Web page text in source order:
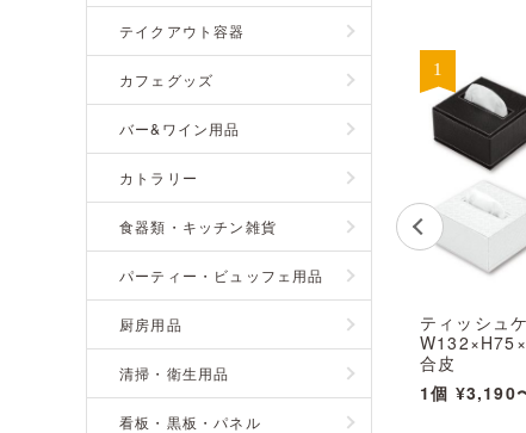
テイクアウト容器
カフェグッズ
バー&ワイン用品
カトラリー
食器類・キッチン雑貨
パーティー・ビュッフェ用品
厨房用品
清掃・衛生用品
看板・黒板・パネル
ティッシュ
合皮
TM-C シン
※受注生産品
1個 ¥3,190